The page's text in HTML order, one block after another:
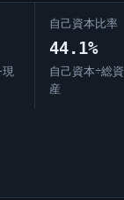
自己資本比率
44.1%
自己資本÷総資
産